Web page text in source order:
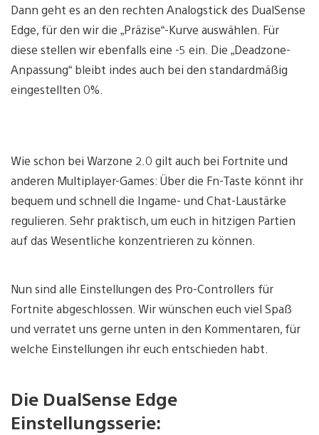
Dann geht es an den rechten Analogstick des DualSense
Edge, für den wir die „Präzise“-Kurve auswählen. Für
diese stellen wir ebenfalls eine -5 ein. Die „Deadzone-
Anpassung“ bleibt indes auch bei den standardmäßig
eingestellten 0%.
Wie schon bei Warzone 2.0 gilt auch bei Fortnite und
anderen Multiplayer-Games: Über die Fn-Taste könnt ihr
bequem und schnell die Ingame- und Chat-Laustärke
regulieren. Sehr praktisch, um euch in hitzigen Partien
auf das Wesentliche konzentrieren zu können.
Nun sind alle Einstellungen des Pro-Controllers für
Fortnite abgeschlossen. Wir wünschen euch viel Spaß
und verratet uns gerne unten in den Kommentaren, für
welche Einstellungen ihr euch entschieden habt.
Die DualSense Edge
Einstellungsserie: